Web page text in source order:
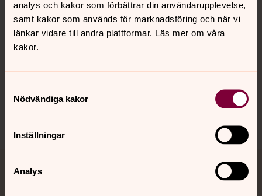
analys och kakor som förbättrar din användarupplevelse,
samt kakor som används för marknadsföring och när vi
länkar vidare till andra plattformar. Läs mer om våra
kakor.
Nödvändiga kakor
Inställningar
Analys
Hitta snabbt
Jourhavande präst